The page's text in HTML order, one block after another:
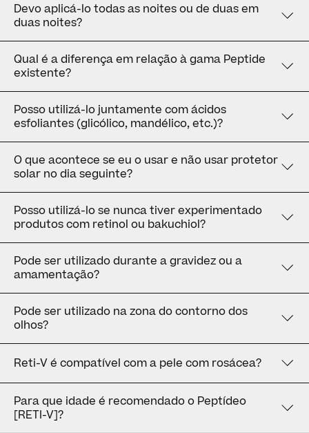
Devo aplicá-lo todas as noites ou de duas em
duas noites?
Qual é a diferença em relação à gama Peptide
existente?
Posso utilizá-lo juntamente com ácidos
esfoliantes (glicólico, mandélico, etc.)?
O que acontece se eu o usar e não usar protetor
solar no dia seguinte?
Posso utilizá-lo se nunca tiver experimentado
produtos com retinol ou bakuchiol?
Pode ser utilizado durante a gravidez ou a
amamentação?
Pode ser utilizado na zona do contorno dos
olhos?
Reti-V é compatível com a pele com rosácea?
Para que idade é recomendado o Peptídeo
[RETI-V]?